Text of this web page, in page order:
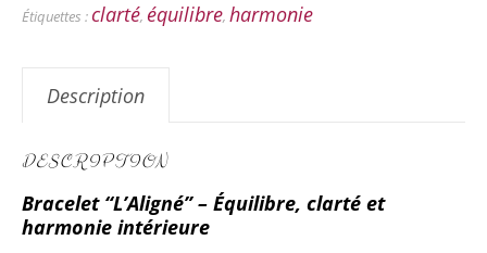
Étiquettes : clarté, équilibre, harmonie
Description
DESCRIPTION
Bracelet “L’Aligné” – Équilibre, clarté et
harmonie intérieure